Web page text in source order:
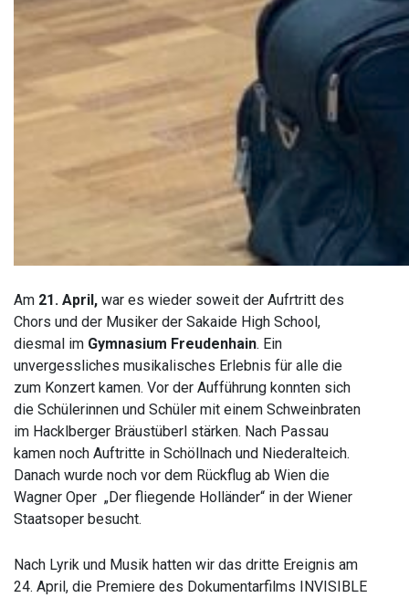
Am 21. April, war es wieder soweit der Aufrtritt des
Chors und der Musiker der Sakaide High School,
diesmal im Gymnasium Freudenhain. Ein
unvergessliches musikalisches Erlebnis für alle die
zum Konzert kamen. Vor der Aufführung konnten sich
die Schülerinnen und Schüler mit einem Schweinbraten
im Hacklberger Bräustüberl stärken. Nach Passau
kamen noch Auftritte in Schöllnach und Niederalteich.
Danach wurde noch vor dem Rückflug ab Wien die
Wagner Oper „Der fliegende Holländer“ in der Wiener
Staatsoper besucht.
Nach Lyrik und Musik hatten wir das dritte Ereignis am
24. April, die Premiere des Dokumentarfilms INVISIBLE